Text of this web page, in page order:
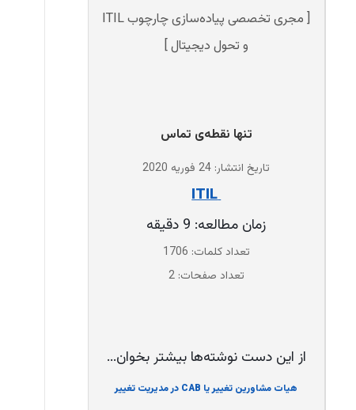
[ مجری تخصصی پیاده‌سازی چارچوب ITIL
و تحول دیجیتال ]
تنها نقطه‌ی تماس
تاریخ انتشار: 24 فوریه 2020
‌ ITIL
زمان مطالعه: 9 دقیقه
تعداد کلمات: 1706
تعداد صفحات: 2
از این دست نوشته‌ها بیشتر بخوان...
هیات مشاورین تغییر یا CAB در مدیریت تغییر